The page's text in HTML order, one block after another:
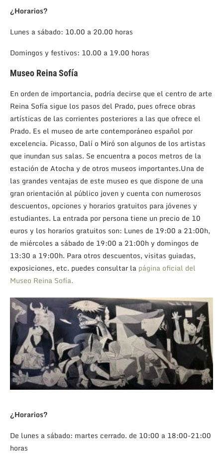
¿Horarios?
Lunes a sábado: 10.00 a 20.00 horas
Domingos y festivos: 10.00 a 19.00 horas
Museo Reina Sofía
En orden de importancia, podría decirse que el centro de arte
Reina Sofía sigue los pasos del Prado, pues ofrece obras
artísticas de las corrientes posteriores a las que ofrece el
Prado. Es el museo de arte contemporáneo español por
excelencia. Picasso, Dalí o Miró son algunos de los artistas
que inundan sus salas. Se encuentra a pocos metros de la
estación de Atocha y de otros museos importantes.Una de
las grandes ventajas de este museo es que dispone de una
gran orientación al público joven y cuenta con numerosos
descuentos, opciones y horarios gratuitos para jóvenes y
estudiantes. La entrada por persona tiene un precio de 10
euros y los horarios gratuitos son: Lunes de 19:00 a 21:00h,
de miércoles a sábado de 19:00 a 21:00h y domingos de
13:30 a 19:00h. Para otros descuentos, visitas guiadas,
exposiciones, etc. puedes consultar la página oficial del
Museo Reina Sofía.
¿Horarios?
De lunes a sábado: martes cerrado. de 10:00 a 18:00-21:00
horas